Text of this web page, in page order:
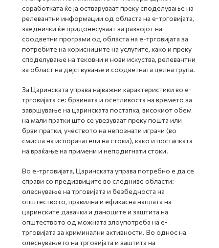
соработката ќе ја остваруваат преку споделување на
релевантни информации од областа на е-трговијата,
заеднички ќе придонeсуваат за развојот на
соодветни програми од областа на е-трговијата за
потребите на корисниците на услугите, како и преку
споделување на тековни и нови искуства, релевантни
за област на дејствување и соодветната целна група.
За Царинската управа најважни карактеристики во е-
трговијата се: брзината и осетливоста на времето за
завршување на царинската постапка, високиот обем
на мали пратки што се увезуваат преку пошта или
брзи пратки, учеството на непознати играчи (во
смисла на испорачатели на стоки), како и постапката
на враќање на примени и неподигнати стоки.
Во е-трговијата, Царинската управа потребно е да се
справи со предизвиците во следниве области:
олеснување на трговијата и безбедноста на
општеството, правилна и ефикасна наплата на
царинските давачки и даноците и заштита на
општеството од можната злоупотреба на е-
трговијата за криминални активности. Во однос на
олеснувањето на трговијата и заштита на